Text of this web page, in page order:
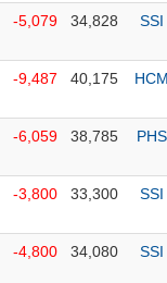
-5,079 34,828 SSI
-9,487 40,175
-6,059 38,785 PHS
-3,800 33,300 SSI
-4,800 34,080 SSI